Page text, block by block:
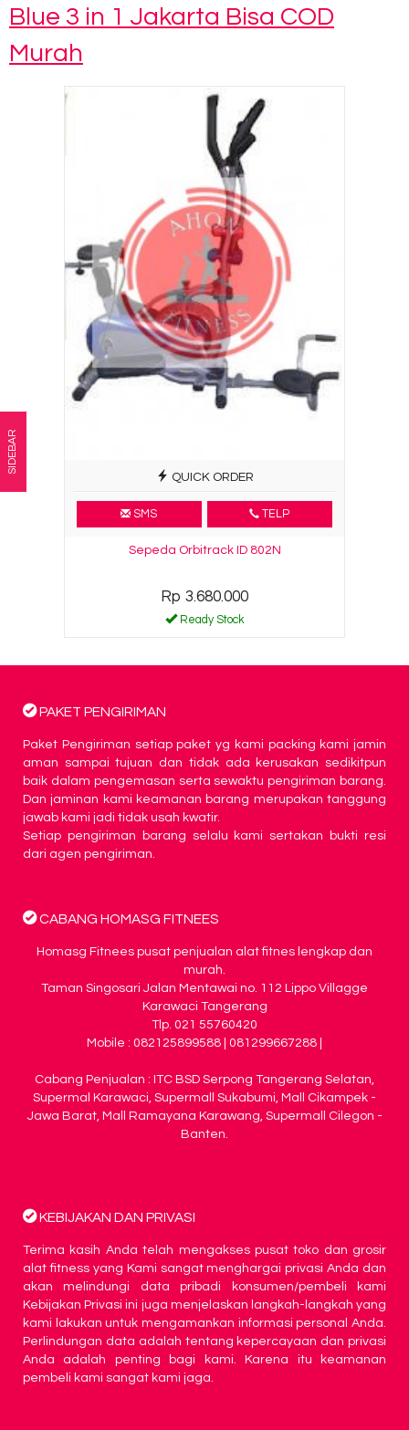
Blue 3 in 1 Jakarta Bisa COD
Murah
QUICK ORDER
SMS TELP
Sepeda Orbitrack ID 802N
Rp 3.680.000
Ready Stock
PAKET PENGIRIMAN
Paket Pengiriman setiap paket yg kami packing kami jamin
aman sampai tujuan dan tidak ada kerusakan sedikitpun
baik dalam pengemasan serta sewaktu pengiriman barang.
Dan jaminan kami keamanan barang merupakan tanggung
jawab kami jadi tidak usah kwatir.
Setiap pengiriman barang selalu kami sertakan bukti resi
dari agen pengiriman.
CABANG HOMASG FITNEES
Homasg Fitnees pusat penjualan alat fitnes lengkap dan
murah.
Taman Singosari Jalan Mentawai no. 112 Lippo Villagge
Karawaci Tangerang
Tlp. 021 55760420
Mobile : 082125899588 | 081299667288 |
Cabang Penjualan : ITC BSD Serpong Tangerang Selatan,
Supermal Karawaci, Supermall Sukabumi, Mall Cikampek -
Jawa Barat, Mall Ramayana Karawang, Supermall Cilegon -
Banten.
KEBIJAKAN DAN PRIVASI
Terima kasih Anda telah mengakses pusat toko dan grosir
alat fitness yang Kami sangat menghargai privasi Anda dan
akan melindungi data pribadi konsumen/pembeli kami
Kebijakan Privasi ini juga menjelaskan langkah-langkah yang
kami lakukan untuk mengamankan informasi personal Anda.
Perlindungan data adalah tentang kepercayaan dan privasi
Anda adalah penting bagi kami. Karena itu keamanan
pembeli kami sangat kami jaga.
SIDEBAR